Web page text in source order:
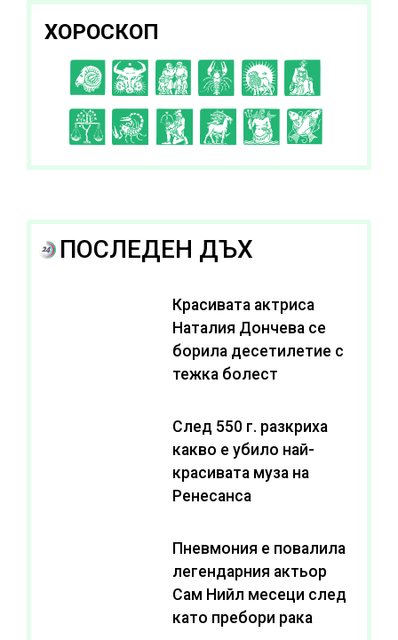
ХОРОСКОП
C D EFGH
I J K L A B
ПОСЛЕДЕН ДЪХ
Красивата актриса
Наталия Дончева се
борила десетилетие с
тежка болест
След 550 г. разкриха
какво е убило най-
красивата муза на
Ренесанса
Пневмония е повалила
легендарния актьор
Сам Нийл месеци след
като пребори рака